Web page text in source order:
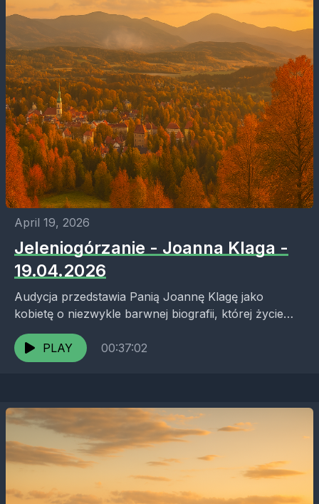
April 19, 2026
Jeleniogórzanie - Joanna Klaga -
19.04.2026
Audycja przedstawia Panią Joannę Klagę jako
kobietę o niezwykle barwnej biografii, której życie
ukształtowały silne rodzinne korzenie, edukacja
językowa i odwaga w podejmowaniu wyzwań...
PLAY 00:37:02